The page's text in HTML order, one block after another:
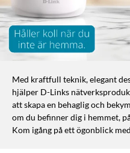
Med kraftfull teknik, elegant
hjälper D-Links
att skapa en behaglig och
om du befinner dig i hemmet,
Kom igång på ett ögonblick